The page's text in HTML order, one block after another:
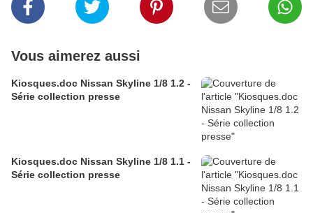
Vous aimerez aussi
Kiosques.doc Nissan Skyline 1/8 1.2 -
Série collection presse
Kiosques.doc Nissan Skyline 1/8 1.1 -
Série collection presse